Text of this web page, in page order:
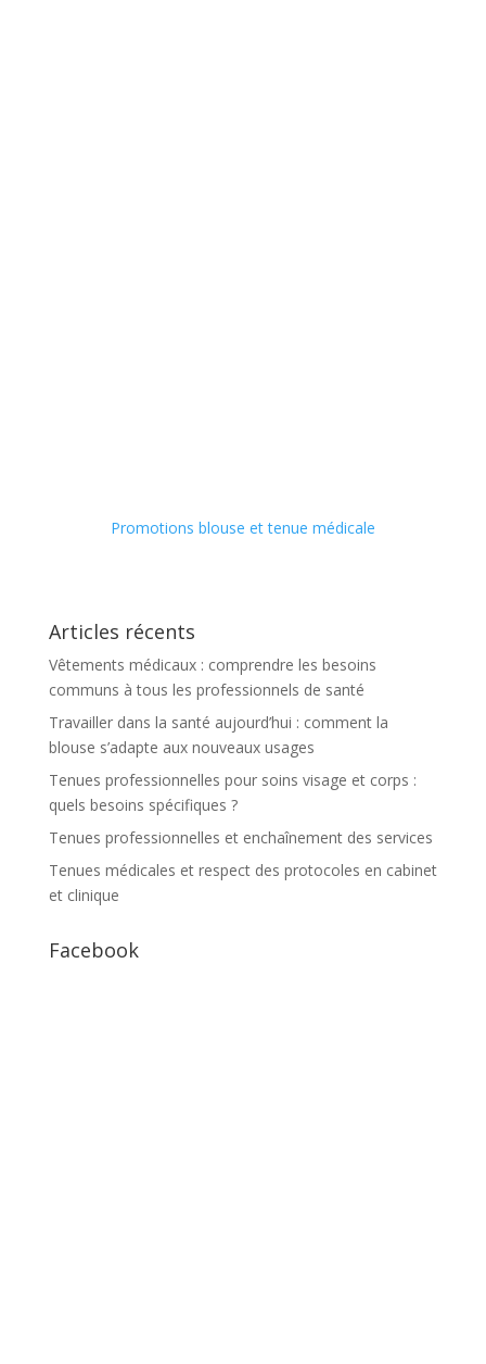
Promotions blouse et tenue médicale
Articles récents
Vêtements médicaux : comprendre les besoins
communs à tous les professionnels de santé
Travailler dans la santé aujourd’hui : comment la
blouse s’adapte aux nouveaux usages
Tenues professionnelles pour soins visage et corps :
quels besoins spécifiques ?
Tenues professionnelles et enchaînement des services
Tenues médicales et respect des protocoles en cabinet
et clinique
Facebook